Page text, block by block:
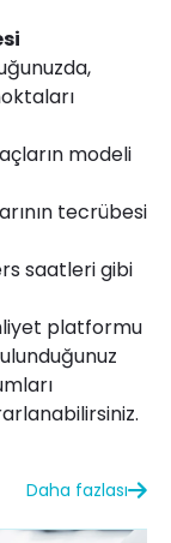
modeli
tecrübesi
saatleri gibi
platformu
Daha fazlası